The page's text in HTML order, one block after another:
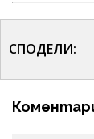
СПОДЕЛИ: